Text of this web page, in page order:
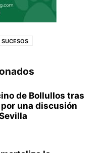
SUCESOS
de Bollullos tras
una discusión